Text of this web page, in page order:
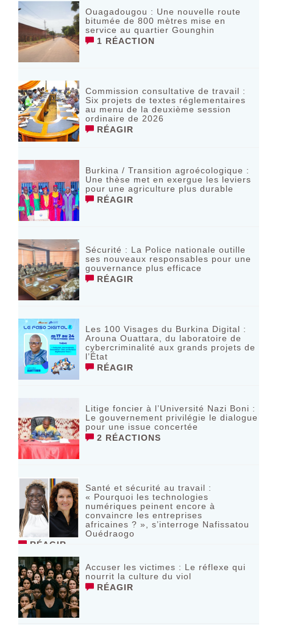
Ouagadougou : Une nouvelle route
bitumée de 800 mètres mise en
service au quartier Gounghin
1 RÉACTION
Commission consultative de travail :
Six projets de textes réglementaires
au menu de la deuxième session
ordinaire de 2026
RÉAGIR
Burkina / Transition agroécologique :
Une thèse met en exergue les leviers
pour une agriculture plus durable
RÉAGIR
Sécurité : La Police nationale outille
ses nouveaux responsables pour une
gouvernance plus efficace
RÉAGIR
Les 100 Visages du Burkina Digital :
Arouna Ouattara, du laboratoire de
cybercriminalité aux grands projets de
l’État
RÉAGIR
Litige foncier à l’Université Nazi Boni :
Le gouvernement privilégie le dialogue
pour une issue concertée
2 RÉACTIONS
Santé et sécurité au travail :
« Pourquoi les technologies
numériques peinent encore à
convaincre les entreprises
africaines ? », s’interroge Nafissatou
Ouédraogo
RÉAGIR
Accuser les victimes : Le réflexe qui
nourrit la culture du viol
RÉAGIR